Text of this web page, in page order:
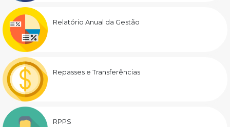
Relatório Anual da Gestão
Repasses e Transferências
RPPS